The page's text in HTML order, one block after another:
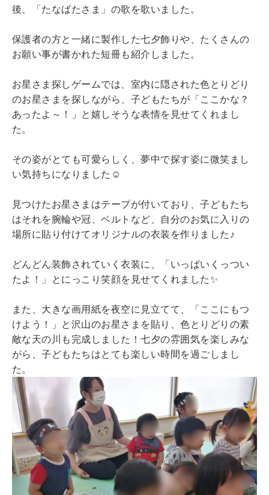
後、「たなばたさま」の歌を歌いました。
保護者の方と一緒に製作した七夕飾りや、たくさんの
お願い事が書かれた短冊も紹介しました。
お星さま探しゲームでは、室内に隠された色とりどり
のお星さまを探しながら、子どもたちが「ここかな？
あったよ～！」と嬉しそうな表情を見せてくれまし
た。
その姿がとても可愛らしく、夢中で探す姿に微笑まし
い気持ちになりました☺
見つけたお星さまはテープが付いており、子どもたち
はそれを腕輪や冠、ベルトなど、自分のお気に入りの
場所に貼り付けてオリジナルの衣装を作りました♪
どんどん装飾されていく衣装に、「いっぱいくっつい
たよ！」とにっこり笑顔を見せてくれました✨
また、大きな画用紙を夜空に見立てて、「ここにもつ
けよう！」と沢山のお星さまを貼り、色とりどりの素
敵な天の川も完成しました！七夕の雰囲気を楽しみな
がら、子どもたちはとても楽しい時間を過ごしまし
た。